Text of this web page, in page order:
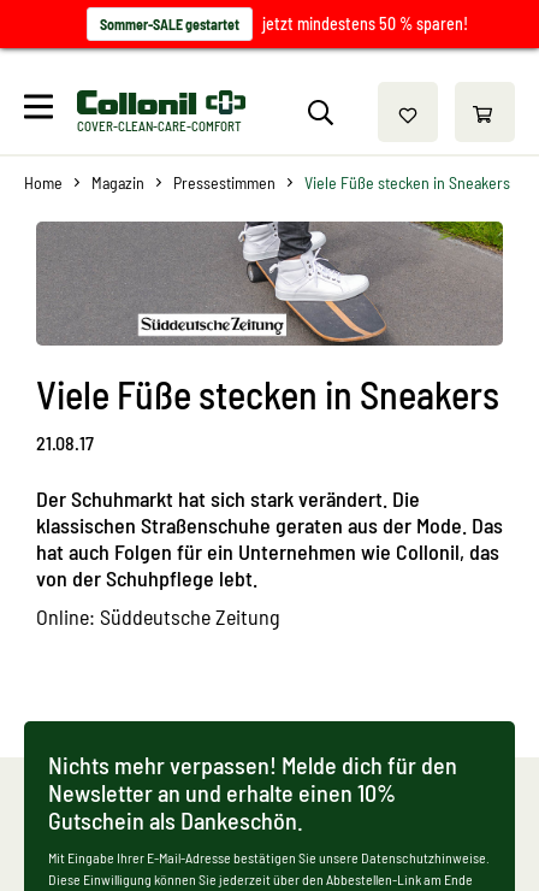
Sommer-SALE gestartet jetzt mindestens 50 % sparen!
COVER-CLEAN-CARE-COMFORT
Home Magazin Pressestimmen Viele Füße stecken in Sneakers
Viele Füße stecken in Sneakers
21.08.17
Der Schuhmarkt hat sich stark verändert. Die
klassischen Straßenschuhe geraten aus der Mode. Das
hat auch Folgen für ein Unternehmen wie Collonil, das
von der Schuhpflege lebt.
Online: Süddeutsche Zeitung
Nichts mehr verpassen! Melde dich für den
Newsletter an und erhalte einen 10%
Gutschein als Dankeschön.
Mit Eingabe Ihrer E-Mail-Adresse bestätigen Sie unsere Datenschutzhinweise.
Diese Einwilligung können Sie jederzeit über den Abbestellen-Link am Ende